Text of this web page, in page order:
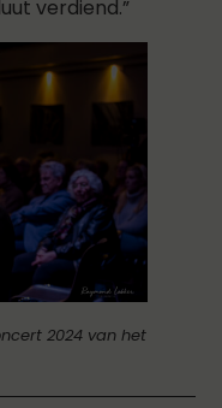
verdiend.”
2024 van het